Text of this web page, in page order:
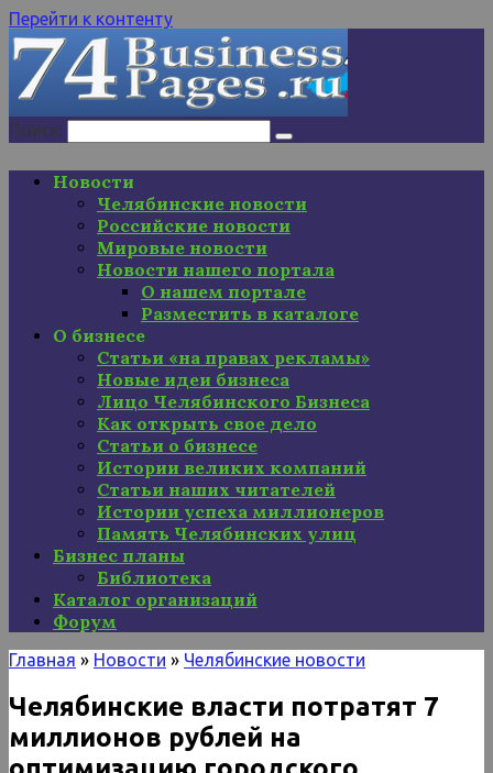
Перейти к контенту
Поиск:
Новости
Челябинские новости
Российские новости
Мировые новости
Новости нашего портала
О нашем портале
Разместить в каталоге
О бизнесе
Статьи «на правах рекламы»
Новые идеи бизнеса
Лицо Челябинского Бизнеса
Как открыть свое дело
Статьи о бизнесе
Истории великих компаний
Статьи наших читателей
Истории успеха миллионеров
Память Челябинских улиц
Бизнес планы
Библиотека
Каталог организаций
Форум
Главная » Новости » Челябинские новости
Челябинские власти потратят 7
миллионов рублей на